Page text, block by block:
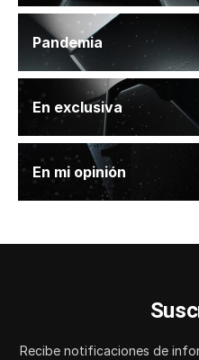
Pandemia
En exclusiva
En mi opinión
Recibe notificaciones de